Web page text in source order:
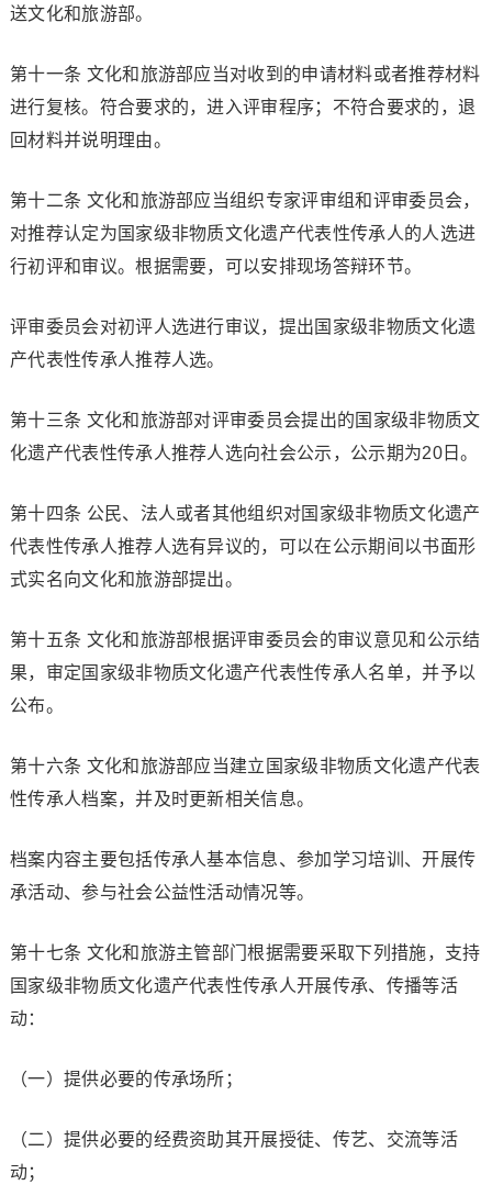
送文化和旅游部。
第十一条 文化和旅游部应当对收到的申请材料或者推荐材料
进行复核。符合要求的，进入评审程序；不符合要求的，退
回材料并说明理由。
第十二条 文化和旅游部应当组织专家评审组和评审委员会，
对推荐认定为国家级非物质文化遗产代表性传承人的人选进
行初评和审议。根据需要，可以安排现场答辩环节。
评审委员会对初评人选进行审议，提出国家级非物质文化遗
产代表性传承人推荐人选。
第十三条 文化和旅游部对评审委员会提出的国家级非物质文
化遗产代表性传承人推荐人选向社会公示，公示期为20日。
第十四条 公民、法人或者其他组织对国家级非物质文化遗产
代表性传承人推荐人选有异议的，可以在公示期间以书面形
式实名向文化和旅游部提出。
第十五条 文化和旅游部根据评审委员会的审议意见和公示结
果，审定国家级非物质文化遗产代表性传承人名单，并予以
公布。
第十六条 文化和旅游部应当建立国家级非物质文化遗产代表
性传承人档案，并及时更新相关信息。
档案内容主要包括传承人基本信息、参加学习培训、开展传
承活动、参与社会公益性活动情况等。
第十七条 文化和旅游主管部门根据需要采取下列措施，支持
国家级非物质文化遗产代表性传承人开展传承、传播等活
动：
（一）提供必要的传承场所；
（二）提供必要的经费资助其开展授徒、传艺、交流等活
动；